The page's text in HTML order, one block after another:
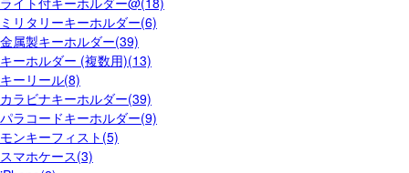
ミリタリーキーホルダー(6)
金属製キーホルダー(39)
キーホルダー (複数用)(13)
キーリール(8)
カラビナキーホルダー(39)
パラコードキーホルダー(9)
モンキーフィスト(5)
スマホケース(3)